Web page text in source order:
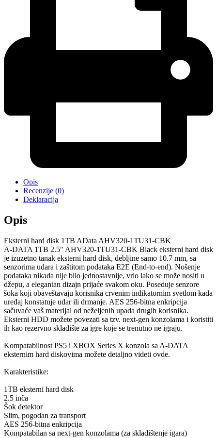
Opis
Recenzije (0)
Deklaracija
Opis
Eksterni hard disk 1TB AData AHV320-1TU31-CBK
A-DATA 1TB 2.5″ AHV320-1TU31-CBK Black eksterni hard disk
je izuzetno tanak eksterni hard disk, debljine samo 10.7 mm, sa
senzorima udara i zaštitom podataka E2E (End-to-end). Nošenje
podataka nikada nije bilo jednostavnije, vrlo lako se može nositi u
džepu, a elegantan dizajn prijaće svakom oku. Poseduje senzore
šoka koji obaveštavaju korisnika crvenim indikatornim svetlom kada
uređaj konstatuje udar ili drmanje. AES 256-bitna enkripcija
sačuvaće vaš materijal od neželjenih upada drugih korisnika.
Eksterni HDD možete povezati sa tzv. next-gen konzolama i koristiti
ih kao rezervno skladište za igre koje se trenutno ne igraju.
Kompatabilnost PS5 i XBOX Series X konzola sa A-DATA
eksternim hard diskovima možete detaljno videti ovde.
Karakteristike:
1TB eksterni hard disk
2.5 inča
Šok detektor
Slim, pogodan za transport
AES 256-bitna enkripcija
Kompatabilan sa next-gen konzolama (za skladištenje igara)